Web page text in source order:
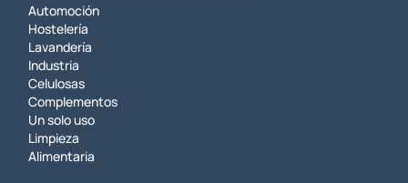
Automoción
Hostelería
Lavandería
Industria
Celulosas
Complementos
Un solo uso
Limpieza
Alimentaria